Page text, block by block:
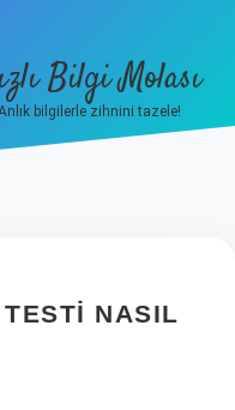
Bilgi Molası
bilgilerle zihnini tazele!
NASIL